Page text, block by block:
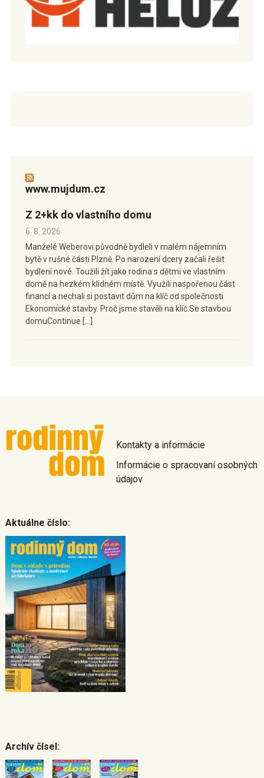
www.mujdum.cz
Z 2+kk do vlastního domu
6. 8. 2026
Manželé Weberovi původně bydleli v malém nájemním
bytě v rušné části Plzně. Po narození dcery začali řešit
bydlení nové. Toužili žít jako rodina s dětmi ve vlastním
domě na hezkém klidném místě. Využili naspořenou část
financí a nechali si postavit dům na klíč od společnosti
Ekonomické stavby. Proč jsme stavěli na klíč Se stavbou
domuContinue […]
Kontakty a informácie
Informácie o spracovaní osobných
údajov
Aktuálne číslo:
Archív čísel: